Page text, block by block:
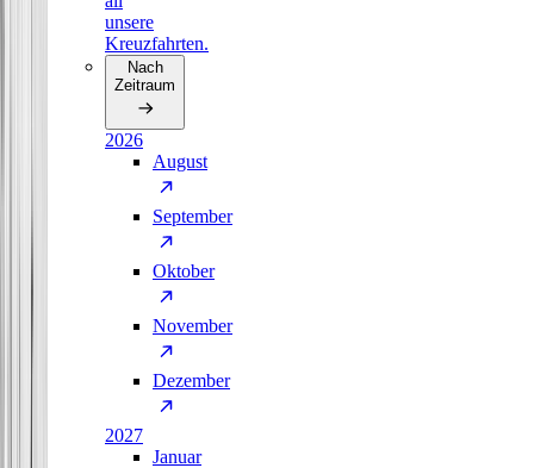
unsere
Kreuzfahrten.
Nach
Zeitraum
2026
August
September
Oktober
November
Dezember
2027
Januar